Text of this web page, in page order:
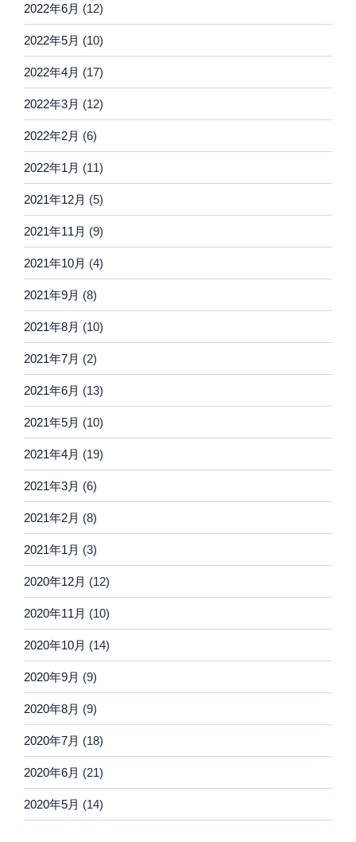
2022年6月 (12)
2022年5月 (10)
2022年4月 (17)
2022年3月 (12)
2022年2月 (6)
2022年1月 (11)
2021年12月 (5)
2021年11月 (9)
2021年10月 (4)
2021年9月 (8)
2021年8月 (10)
2021年7月 (2)
2021年6月 (13)
2021年5月 (10)
2021年4月 (19)
2021年3月 (6)
2021年2月 (8)
2021年1月 (3)
2020年12月 (12)
2020年11月 (10)
2020年10月 (14)
2020年9月 (9)
2020年8月 (9)
2020年7月 (18)
2020年6月 (21)
2020年5月 (14)